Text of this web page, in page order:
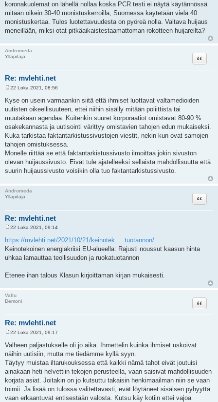
i
koronakuolemat on lähellä nollaa koska PCR testi ei näytä käytännössä
mitään oikein 30-40 monistuskerroilla, Suomessa käytetään vielä 40
monistuskertaa. Tulos luotettavuudesta on pyöreä nolla. Valtava huijaus
meneillään, miksi otat pitkäaikaistestaamattoman rokotteen huijareilta?
Andromeda
Ylläpitäjä
Re: mvlehti.net
Lainaa
e
s
i
22 Loka 2021, 08:56
Kyse on usein varmaankin siitä että ihmiset luottavat valtamedioiden
uutisten oikeellisuuteen, ettei niihin sisälly mitään poliittista tai
muutakaan agendaa. Kuitenkin suuret korporaatiot omistavat 80-90 %
osakekannasta ja uutisointi värittyy omistavien tahojen edun mukaiseksi.
Kuka tarkistaa faktantarkistussivustojen viestit, nekin kun ovat samojen
tahojen omistuksessa.
Monelle riittää se että faktantarkistussivusto ilmoittaa jokin sivuston
olevan huijaussivusto. Eivät tule ajatelleeksi sellaista mahdollisuutta että
suurin huijaussivusto voisikin olla tuo faktantarkistussivusto.
Andromeda
Ylläpitäjä
Re: mvlehti.net
Lainaa
i
e
s
i
22 Loka 2021, 09:14
https://mvlehti.net/2021/10/21/keinotek ... tuotannon/
Keinotekoinen energiakriisi EU-alueella: Rajusti noussut kaasun hinta
uhkaa lamauttaa teollisuuden ja ruokatuotannon
Etenee ihan talous Klasun kirjoittaman kirjan mukaisesti.
Vallu
Demoni
Re: mvlehti.net
Lainaa
e
s
t
i
22 Loka 2021, 09:17
Valheen paljastukselle oli jo aika. Ihmettelin kuinka ihmiset uskoivat
näihin uutisiin, mutta me tiedämme kyllä syyn.
Täytyy muistaa iltarukouksessa että kaikki nämä tahot eivät joutuisi
ainakaan heti helvettiin tekojen perusteella, vaan saisivat mahdollisuuden
korjata asiat. Joitakin on jo kutsuttu takaisin henkimaailman niin se vaan
toimii. Ja lisää on tulossa valitettavasti, evät löytäneet sisäisen pyhyyttä
vaan erkaantuvat entisestään valosta. Kutsu käy kotiin ettei vajoa